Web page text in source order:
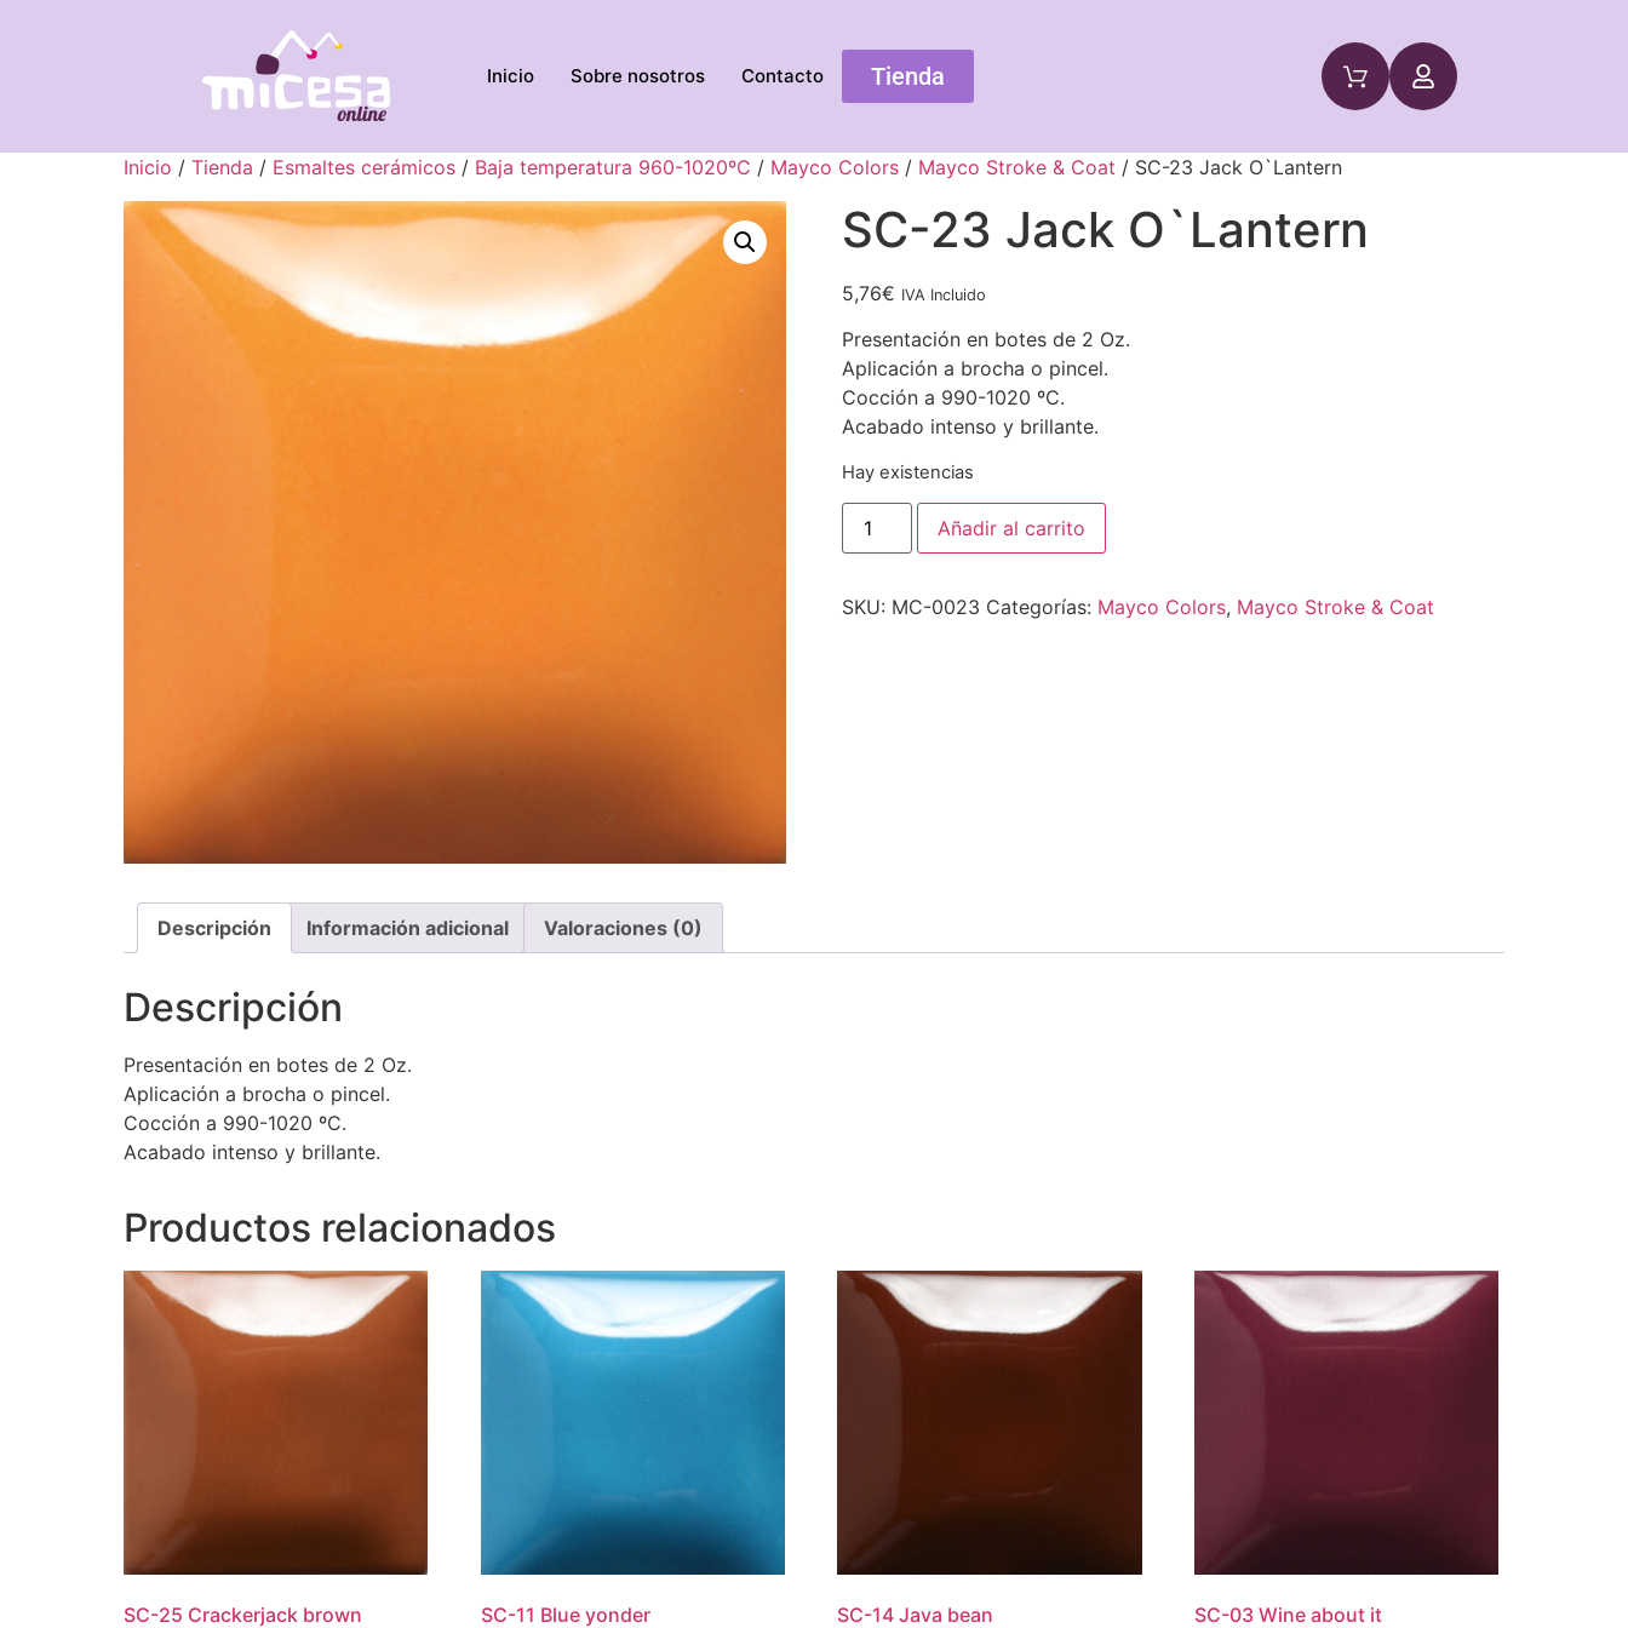
Inicio Sobre nosotros Contacto Tienda
Inicio / Tienda / Esmaltes cerámicos / Baja temperatura 960-1020ºC / Mayco Colors / Mayco Stroke & Coat / SC-23 Jack O`Lantern
SC-23 Jack O`Lantern
5,76€ IVA Incluido
Presentación en botes de 2 Oz.
Aplicación a brocha o pincel.
Cocción a 990-1020 ºC.
Acabado intenso y brillante.
Hay existencias
Añadir al carrito
SKU: MC-0023 Categorías: Mayco Colors, Mayco Stroke & Coat
Descripción Información adicional Valoraciones (0)
Descripción
Presentación en botes de 2 Oz.
Aplicación a brocha o pincel.
Cocción a 990-1020 ºC.
Acabado intenso y brillante.
Productos relacionados
SC-25 Crackerjack brown SC-11 Blue yonder SC-14 Java bean SC-03 Wine about it